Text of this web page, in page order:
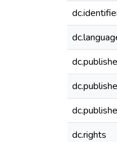
dc.rights